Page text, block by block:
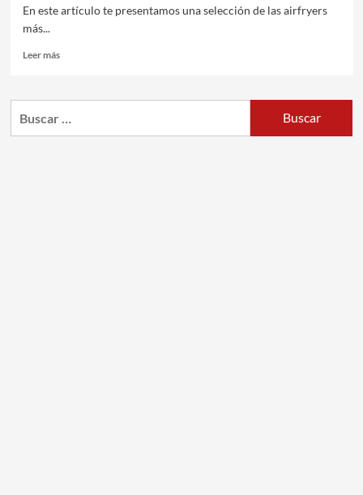
En este artículo te presentamos una selección de las airfryers
más...
Leer más